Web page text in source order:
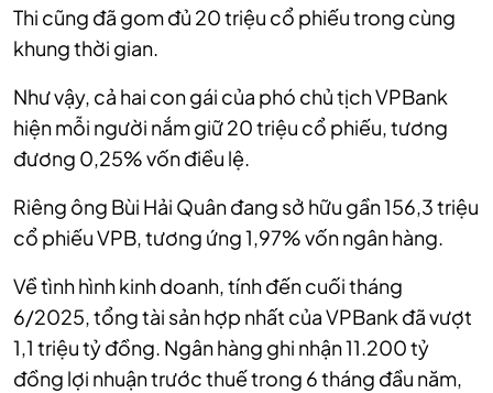
Thi cũng đã gom đủ 20 triệu cổ phiếu trong cùng
khung thời gian.
Như vậy, cả hai con gái của phó chủ tịch VPBank
hiện mỗi người nắm giữ 20 triệu cổ phiếu, tương
đương 0,25% vốn điều lệ.
Riêng ông Bùi Hải Quân đang sở hữu gần 156,3 triệu
cổ phiếu VPB, tương ứng 1,97% vốn ngân hàng.
Về tình hình kinh doanh, tính đến cuối tháng
6/2025, tổng tài sản hợp nhất của VPBank đã vượt
1,1 triệu tỷ đồng. Ngân hàng ghi nhận 11.200 tỷ
đồng lợi nhuận trước thuế trong 6 tháng đầu năm,